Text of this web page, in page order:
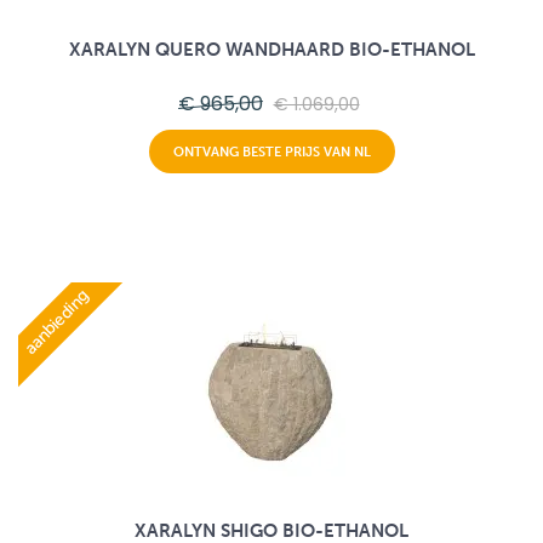
XARALYN QUERO WANDHAARD BIO-ETHANOL
€ 965,00 € 1.069,00
ONTVANG BESTE PRIJS VAN NL
aanbieding
XARALYN SHIGO BIO-ETHANOL